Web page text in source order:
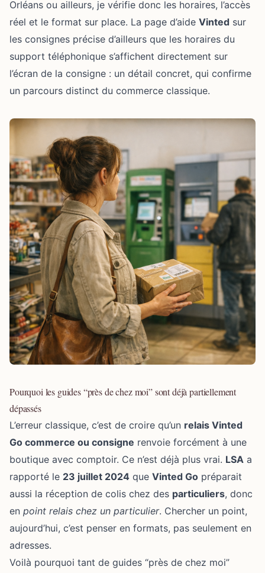
Orléans ou ailleurs, je vérifie donc les horaires, l’accès
réel et le format sur place. La page d’aide Vinted sur
les consignes précise d’ailleurs que les horaires du
support téléphonique s’affichent directement sur
l’écran de la consigne : un détail concret, qui confirme
un parcours distinct du commerce classique.
Pourquoi les guides “près de chez moi” sont déjà partiellement
dépassés
L’erreur classique, c’est de croire qu’un relais Vinted
Go commerce ou consigne renvoie forcément à une
boutique avec comptoir. Ce n’est déjà plus vrai. LSA a
rapporté le 23 juillet 2024 que Vinted Go préparait
aussi la réception de colis chez des particuliers, donc
en point relais chez un particulier. Chercher un point,
aujourd’hui, c’est penser en formats, pas seulement en
adresses.
Voilà pourquoi tant de guides “près de chez moi”